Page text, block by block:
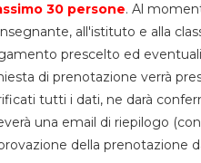
30 persone. Al
all'istituto e alla
prescelto ed
di prenotazione verrà
tutti i dati, ne darà
una email di riepilogo
della prenotazione